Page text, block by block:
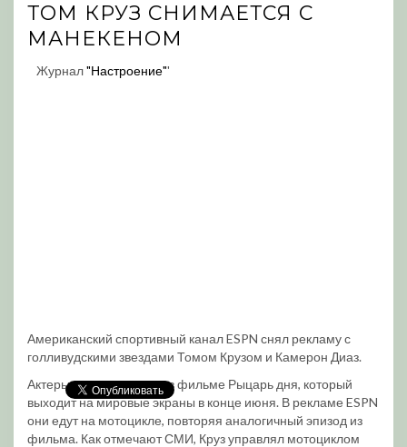
ТОМ КРУЗ СНИМАЕТСЯ С
МАНЕКЕНОМ
Журнал"Настроение"'
Американский спортивный канал ESPN снял рекламу с
голливудскими звездами Томом Крузом и Камерон Диаз.
Актеры снялись вместе в фильме Рыцарь дня, который
выходит на мировые экраны в конце июня. В рекламе ESPN
они едут на мотоцикле, повторяя аналогичный эпизод из
фильма. Как отмечают СМИ, Круз управлял мотоциклом